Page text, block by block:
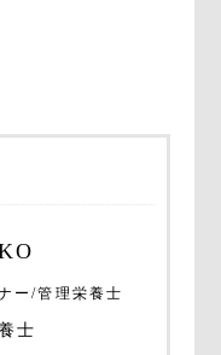
ー/管理栄養士
士